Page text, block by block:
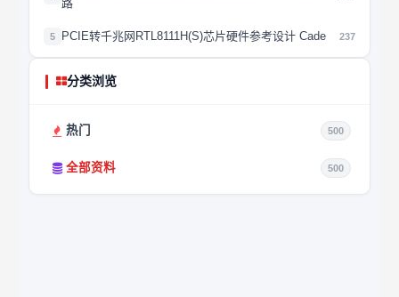
路
5 PCIE转千兆网RTL8111H(S)芯片硬件参考设计 Cade 237
分类浏览
热门 500
全部资料 500